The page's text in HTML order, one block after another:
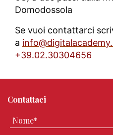
Domodossola
Se vuoi contattarci
a
+39.02.30304656
Contattaci